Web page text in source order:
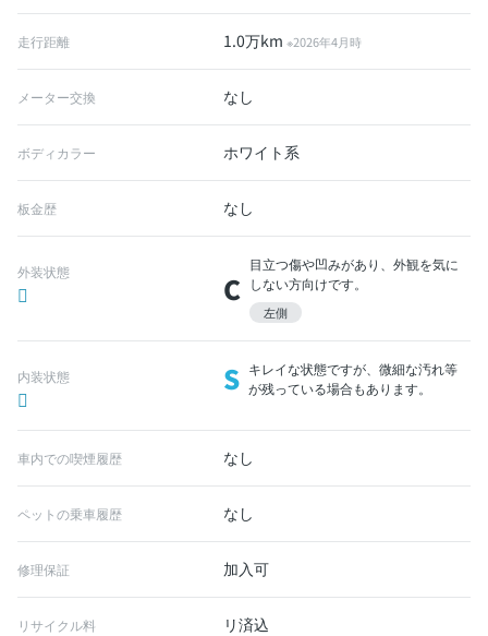
走行距離 1.0万km※2026年4月時
メーター交換 なし
ボディカラー ホワイト系
板金歴 なし
外装状態 C
目立つ傷や凹みがあり、外観を気に
しない方向けです。
左側
内装状態 S キレイな状態ですが、微細な汚れ等
が残っている場合もあります。
車内での喫煙履歴 なし
ペットの乗車履歴 なし
修理保証 加入可
リサイクル料 リ済込